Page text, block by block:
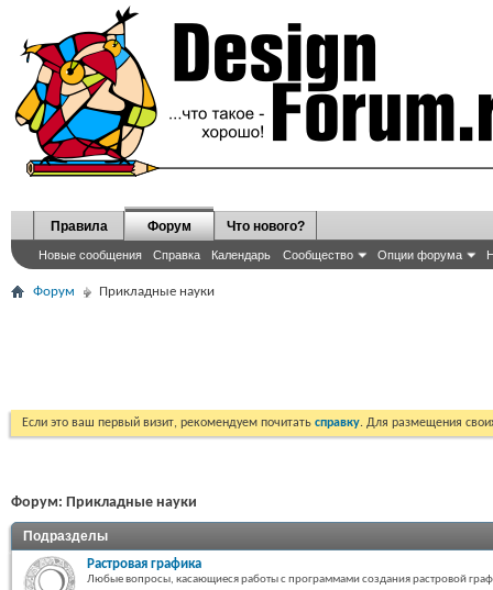
Правила Форум
Новые сообщения Справка Календарь Сообщество Опции форума
Что нового?
Форум Прикладные науки
Если это ваш первый визит, рекомендуем почитать справку. Для размещения
Форум: Прикладные науки
Подразделы
Растровая графика
Любые вопросы, касающиеся работы с программами создания растровой